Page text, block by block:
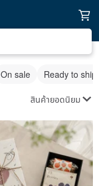
On sale Ready to ship
สินค้ายอดนิยม